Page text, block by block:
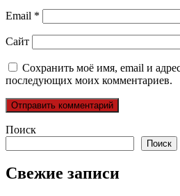
Email *
Сайт
Сохранить моё имя, email и
последующих моих комментариев.
Поиск
Поиск
Свежие записи